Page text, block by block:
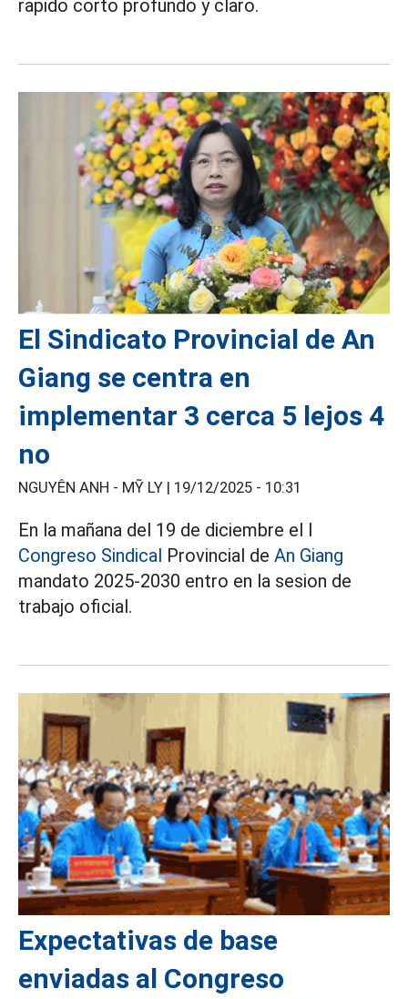
rapido corto profundo y claro.
El Sindicato Provincial de An
Giang se centra en
implementar 3 cerca 5 lejos 4
no
NGUYÊN ANH - MỸ LY | 19/12/2025 - 10:31
En la mañana del 19 de diciembre el I
Congreso Sindical Provincial de An Giang
mandato 2025-2030 entro en la sesion de
trabajo oficial.
Expectativas de base
enviadas al Congreso